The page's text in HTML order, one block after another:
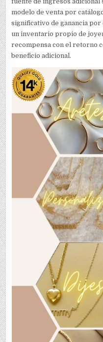
modelo de venta por
significativo de ganancia por
un inventario propio de
recompensa con el retorno
beneficio adicional.